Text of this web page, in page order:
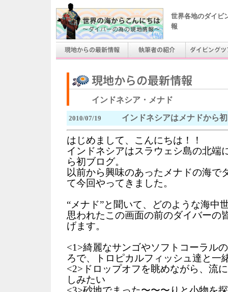
世界各地のダイビ
報
インドネシア・メナド
2010/07/19 インドネシアはメナドから
はじめまして、こんにちは！！
インドネシアはスラウェシ島の北端
ら初ブログ。
以前から興味のあったメナドの海で
て今回やってきました。
“メナド”と聞いて、どのような海中
思われたこの画面の前のダイバーの
げます。
<1>綺麗なサンゴやソフトコーラル
ろで、トロピカルフィッシュ達と一
<2>ドロップオフを眺めながら、流
しみたい